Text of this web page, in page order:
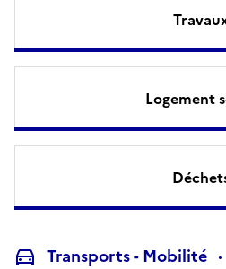
Logement
Transports - Mobilité